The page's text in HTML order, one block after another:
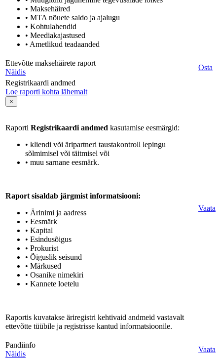
• Maksehäired
• MTA nõuete saldo ja ajalugu
• Kohtulahendid
• Meediakajastused
• Ametlikud teadaanded
Ettevõtte maksehäirete raport
Näidis
Osta
Registrikaardi andmed
Loe raporti kohta lähemalt
×
Raporti Registrikaardi andmed kasutamise eesmärgid:
• kliendi või äripartneri taustakontroll lepingu
sõlmimisel või täitmisel või
• muu sarnane eesmärk.
Raport sisaldab järgmist informatsiooni:
• Ärinimi ja aadress
• Eesmärk
• Kapital
• Esindusõigus
• Prokurist
• Õiguslik seisund
• Märkused
• Osanike nimekiri
• Kannete loetelu
Raportis kuvatakse äriregistri kehtivaid andmeid vastavalt
ettevõtte tüübile ja registrisse kantud informatsioonile.
Vaata
Pandiinfo
Näidis
Vaata